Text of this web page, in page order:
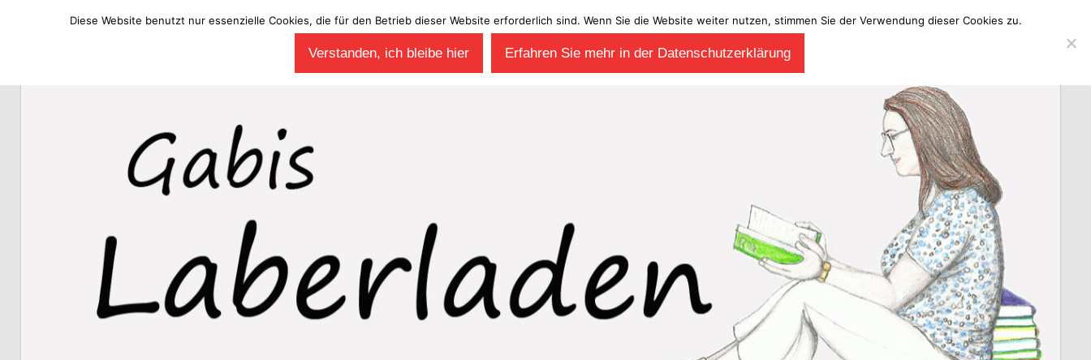
Diese Website benutzt nur essenzielle Cookies, die für den Betrieb dieser Website erforderlich sind. Wenn Sie die Website weiter nutzen, stimmen Sie der Verwendung dieser Cookies zu.
Verstanden, ich bleibe hier Erfahren Sie mehr in der Datenschutzerklärung